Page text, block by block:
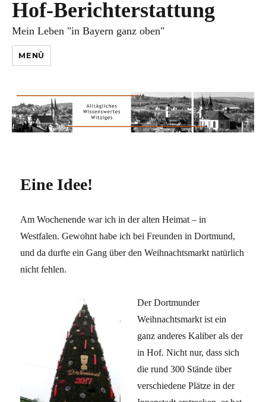
Hof-Berichterstattung
Mein Leben "in Bayern ganz oben"
MENÜ
Eine Idee!
Am Wochenende war ich in der alten Heimat – in
Westfalen. Gewohnt habe ich bei Freunden in Dortmund,
und da durfte ein Gang über den Weihnachtsmarkt natürlich
nicht fehlen.
Der Dortmunder
Weihnachtsmarkt ist ein
ganz anderes Kaliber als der
in Hof. Nicht nur, dass sich
die rund 300 Stände über
verschiedene Plätze in der